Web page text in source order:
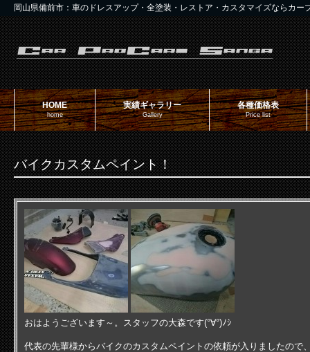
岡山県備前市：車のドレスアップ・全塗装・レストア・カスタマイズならカー
HOME
home
実績ギャラリー
Gallery
各種価格表
Price list
バイクカスタムペイント！
おはようございます～。スタッフの大森です(°∀°)ﾉｼ
代表の先輩様からバイクのカスタムペイントの依頼が入りましたので